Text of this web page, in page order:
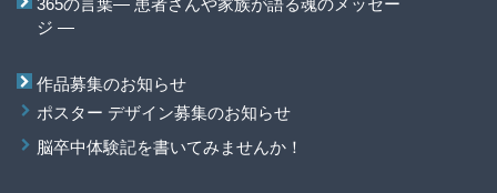
365の言葉― 患者さんや家族が語る魂のメッセー
ジ ―
作品募集のお知らせ
ポスター デザイン募集のお知らせ
脳卒中体験記を書いてみませんか！